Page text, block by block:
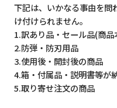
下記は、いかなる事由を問
け付けられません。
1.訳あり品・セール品(商
2.防弾・防刃用品
3.使用後・開封後の商品
4.箱・付属品・説明書等が
5.取り寄せ注文の商品